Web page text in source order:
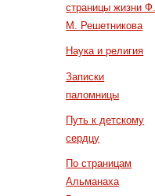
страницы жизни Ф.
М. Решетникова
Наука и религия
Записки
паломницы
Путь к детскому
сердцу
По страницам
Альманаха